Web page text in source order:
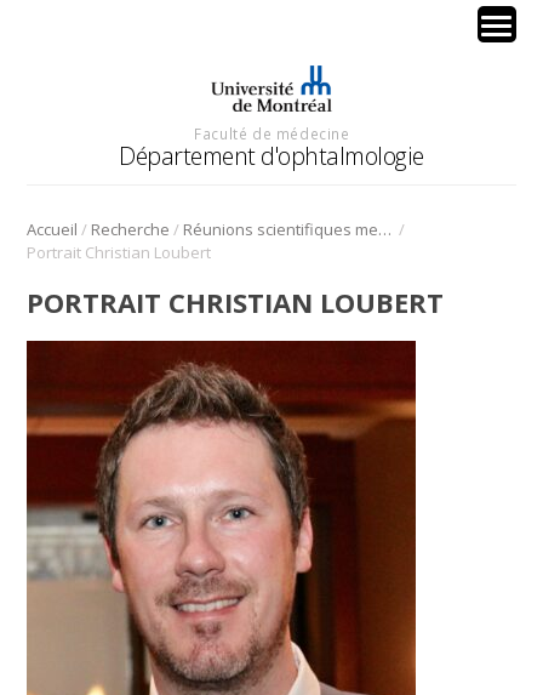
Faculté de médecine
Département d'ophtalmologie
Accueil / Recherche / Réunions scientifiques mensuelles /
Portrait Christian Loubert
PORTRAIT CHRISTIAN LOUBERT